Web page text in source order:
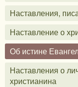
Наставления,
Наставление о
Об истине
Наставления о
христианина